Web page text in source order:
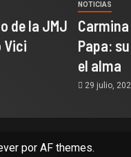
de la JMJ
Vici
NOTICIAS
Papa:
el alma
29 julio,
por AF themes.